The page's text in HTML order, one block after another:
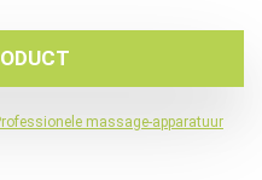
massage-apparatuur